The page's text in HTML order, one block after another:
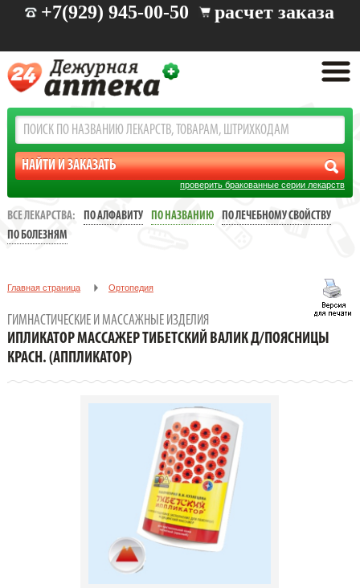
+7(929) 945-00-50 расчет заказа
проверить бракованные серии лекарств
ВСЕ ЛЕКАРСТВА: ПО АЛФАВИТУ ПО НАЗВАНИЮ
ПО ЛЕЧЕБНОМУ СВОЙСТВУ
ПО БОЛЕЗНЯМ
Главная страница Ортопедия
ИПЛИКАТОР МАССАЖЕР ТИБЕТСКИЙ ВАЛИК Д/ПОЯСНИЦЫ
ГИМНАСТИЧЕСКИЕ И МАССАЖНЫЕ ИЗДЕЛИЯ
ИПЛИКАТОР МАССАЖЕР ТИБЕТСКИЙ ВАЛИК Д/ПОЯСНИЦЫ
КРАСН. (АППЛИКАТОР)